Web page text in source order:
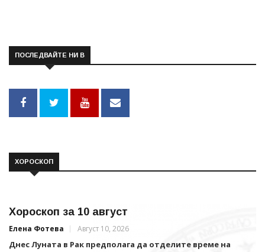
ПОСЛЕДВАЙТЕ НИ В
ХОРОСКОП
Хороскоп за 10 август
Елена Фотева Август 10, 2026
Днес Луната в Рак предполага да отделите време на